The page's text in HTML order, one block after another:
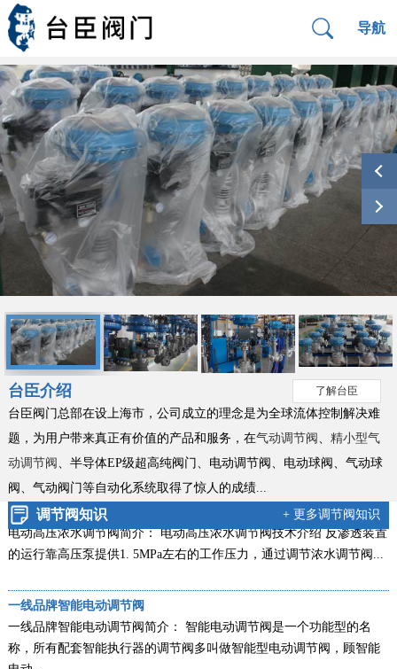
导航
台臣介绍 了解台臣
台臣阀门总部在设上海市，公司成立的理念是为全球流体控制解决难
题，为用户带来真正有价值的产品和服务，在气动调节阀 、 精小型气
动调节阀 、半导体EP级超高纯阀门、电动调节阀、电动球阀、气动球
阀、 气动阀门等自动化系统取得了惊人的成绩...
+ 更多调节阀知识
调节阀知识
新款零缺陷气动衬氟调节阀
气动衬氟调节阀新款简介：ZXPF气动衬氟调节阀新款零缺陷型产品，
良创...
电动高压浓水调节阀技术说明
电动高压浓水调节阀简介： 电动高压浓水调节阀技术介绍 反渗透装置
的运行靠高压泵提供1. 5MPa左右的工作压力，通过调节浓水调节阀...
一线品牌智能电动调节阀
一线品牌智能电动调节阀简介： 智能电动调节阀是一个功能型的名
称，所有配套智能执行器的调节阀多叫做智能型电动调节阀，顾智能
电动...